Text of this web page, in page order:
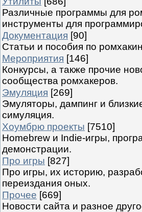
Различные программы для
инструменты для
Документация [90]
Статьи и пособия по
Мероприятия [146]
Конкурсы, а также прочие
сообщества ромхакеров.
Эмуляция [269]
Эмуляторы, дампинг и
симуляция.
Хоумбрю проекты [7510]
Homebrew и Indie-игры,
демонстрации.
Про игры [827]
Про игры, их историю,
переиздания оных.
Прочее [669]
Новости сайта и разное